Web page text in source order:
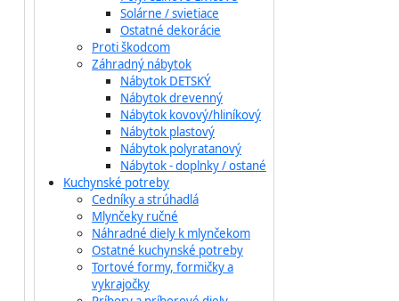
Solárne / svietiace
Ostatné dekorácie
Proti škodcom
Záhradný nábytok
Nábytok DETSKÝ
Nábytok drevenný
Nábytok kovový/hliníkový
Nábytok plastový
Nábytok polyratanový
Nábytok - doplnky / ostané
Kuchynské potreby
Cedníky a strúhadlá
Mlynčeky ručné
Náhradné diely k mlynčekom
Ostatné kuchynské potreby
Tortové formy, formičky a
vykrajočky